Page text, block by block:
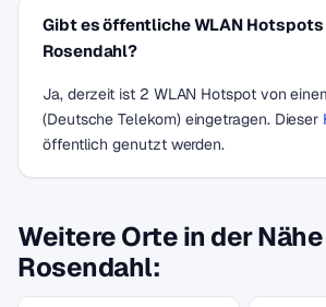
Gibt es öffentliche WLAN Hotspots
Rosendahl?
Ja, derzeit ist 2 WLAN Hotspot von
(Deutsche Telekom) eingetragen. Dieser
öffentlich genutzt werden.
Weitere Orte in der
Rosendahl: